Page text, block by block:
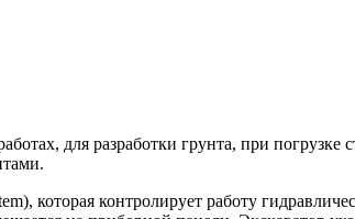
для разработки грунта, при погрузке
которая контролирует работу